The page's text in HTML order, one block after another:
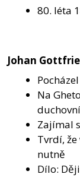
80. léta
Johan
Na
Zajímal
Tvrdí,
nutně
Dílo: